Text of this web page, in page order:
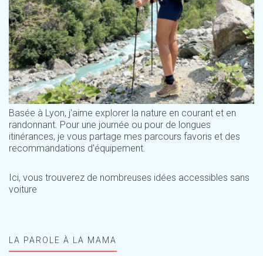
Basée à Lyon, j'aime explorer la nature en courant et en
randonnant. Pour une journée ou pour de longues
itinérances, je vous partage mes parcours favoris et des
recommandations d'équipement.
Ici, vous trouverez de nombreuses idées accessibles sans
voiture
LA PAROLE À LA MAMA